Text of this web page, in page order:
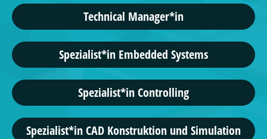
Technical Manager*in
Spezialist*in Embedded Systems
Spezialist*in Controlling
Spezialist*in CAD Konstruktion und Simulation